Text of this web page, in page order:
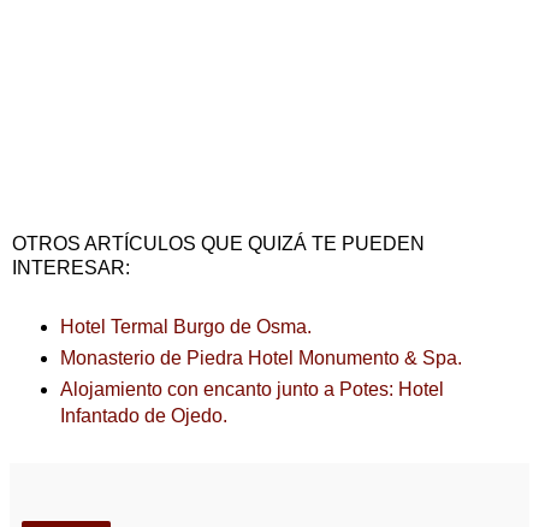
OTROS ARTÍCULOS QUE QUIZÁ TE PUEDEN
INTERESAR:
Hotel Termal Burgo de Osma.
Monasterio de Piedra Hotel Monumento & Spa.
Alojamiento con encanto junto a Potes: Hotel
Infantado de Ojedo.